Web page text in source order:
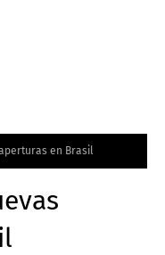
en Brasil